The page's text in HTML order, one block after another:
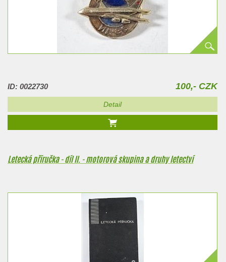
ID: 0022730 100,- CZK
Detail
Letecká příručka - díl II. - motorová skupina a druhy letectví